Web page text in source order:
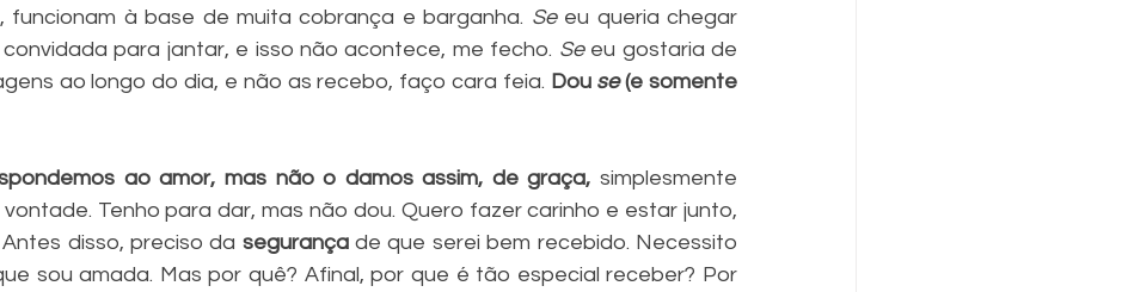
funcionam à base de muita cobrança e barganha. Se eu queria chegar
para jantar, e isso não acontece, me fecho. Se eu gostaria de
ao longo do dia, e não as recebo, faço cara feia. Dou se
ao amor, mas não o damos assim, de graça, simplesmente
Tenho para dar, mas não dou. Quero fazer carinho e estar junto,
disso, preciso da segurança de que serei bem recebido. Necessito
sou amada. Mas por quê? Afinal, por que é tão especial receber? Por